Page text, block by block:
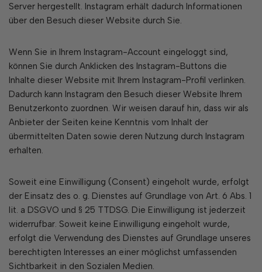
Server hergestellt. Instagram erhält dadurch Informationen
über den Besuch dieser Website durch Sie.
Wenn Sie in Ihrem Instagram-Account eingeloggt sind,
können Sie durch Anklicken des Instagram-Buttons die
Inhalte dieser Website mit Ihrem Instagram-Profil verlinken.
Dadurch kann Instagram den Besuch dieser Website Ihrem
Benutzerkonto zuordnen. Wir weisen darauf hin, dass wir als
Anbieter der Seiten keine Kenntnis vom Inhalt der
übermittelten Daten sowie deren Nutzung durch Instagram
erhalten.
Soweit eine Einwilligung (Consent) eingeholt wurde, erfolgt
der Einsatz des o. g. Dienstes auf Grundlage von Art. 6 Abs. 1
lit. a DSGVO und § 25 TTDSG. Die Einwilligung ist jederzeit
widerrufbar. Soweit keine Einwilligung eingeholt wurde,
erfolgt die Verwendung des Dienstes auf Grundlage unseres
berechtigten Interesses an einer möglichst umfassenden
Sichtbarkeit in den Sozialen Medien.